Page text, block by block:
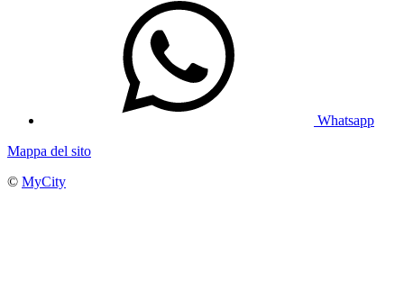
Whatsapp
Mappa del sito
© MyCity